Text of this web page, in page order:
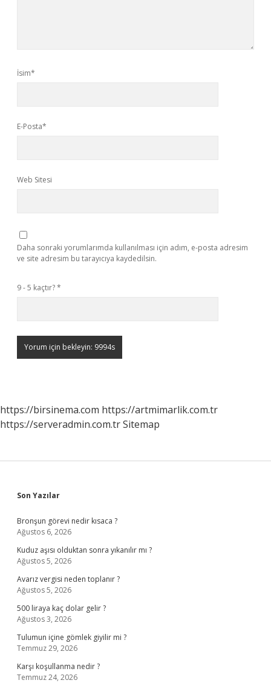
İsim*
E-Posta*
Web Sitesi
Daha sonraki yorumlarımda kullanılması için adım, e-posta adresim
ve site adresim bu tarayıcıya kaydedilsin.
9 - 5 kaçtır?*
https://birsinema.com https://artmimarlik.com.tr
https://serveradmin.com.trSitemap
Sidebar
Son Yazılar
Bronşun görevi nedir kısaca ?
Ağustos 6, 2026
Kuduz aşısı olduktan sonra yıkanılır mı ?
Ağustos 5, 2026
Avarız vergisi neden toplanır ?
Ağustos 5, 2026
500 liraya kaç dolar gelir ?
Ağustos 3, 2026
Tulumun içine gömlek giyilir mi ?
Temmuz 29, 2026
Karşı koşullanma nedir ?
Temmuz 24, 2026